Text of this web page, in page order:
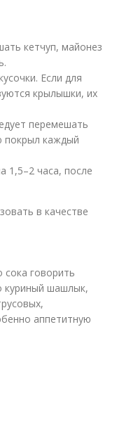
кетчуп, майонез
Если для
крылышки, их
перемешать
покрыл каждый
1,5–2 часа, после
в качестве
говорить
куриный шашлык,
аппетитную